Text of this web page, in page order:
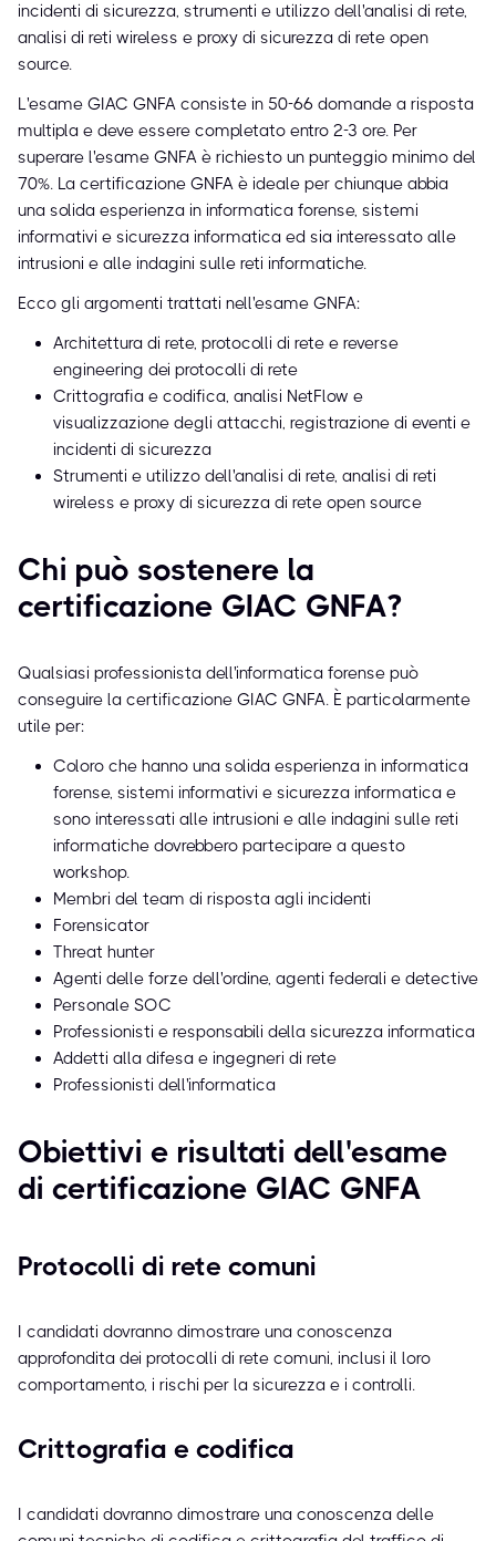
incidenti di sicurezza, strumenti e utilizzo dell'analisi di rete,
analisi di reti wireless e proxy di sicurezza di rete open
source.
L'esame GIAC GNFA consiste in 50-66 domande a risposta
multipla e deve essere completato entro 2-3 ore. Per
superare l'esame GNFA è richiesto un punteggio minimo del
70%. La certificazione GNFA è ideale per chiunque abbia
una solida esperienza in informatica forense, sistemi
informativi e sicurezza informatica ed sia interessato alle
intrusioni e alle indagini sulle reti informatiche.
Ecco gli argomenti trattati nell'esame GNFA:
Architettura di rete, protocolli di rete e reverse
engineering dei protocolli di rete
Crittografia e codifica, analisi NetFlow e
visualizzazione degli attacchi, registrazione di eventi e
incidenti di sicurezza
Strumenti e utilizzo dell'analisi di rete, analisi di reti
wireless e proxy di sicurezza di rete open source
Chi può sostenere la
certificazione GIAC GNFA?
Qualsiasi professionista dell'informatica forense può
conseguire la certificazione GIAC GNFA. È particolarmente
utile per:
Coloro che hanno una solida esperienza in informatica
forense, sistemi informativi e sicurezza informatica e
sono interessati alle intrusioni e alle indagini sulle reti
informatiche dovrebbero partecipare a questo
workshop.
Membri del team di risposta agli incidenti
Forensicator
Threat hunter
Agenti delle forze dell'ordine, agenti federali e detective
Personale SOC
Professionisti e responsabili della sicurezza informatica
Addetti alla difesa e ingegneri di rete
Professionisti dell'informatica
Obiettivi e risultati dell'esame
di certificazione GIAC GNFA
Protocolli di rete comuni
I candidati dovranno dimostrare una conoscenza
approfondita dei protocolli di rete comuni, inclusi il loro
comportamento, i rischi per la sicurezza e i controlli.
Crittografia e codifica
I candidati dovranno dimostrare una conoscenza delle